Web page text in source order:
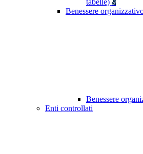
tabelle) 9
Benessere
Benessere
Enti controllati